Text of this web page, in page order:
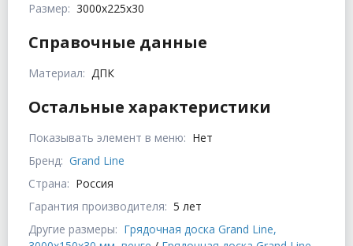
Размер: 3000x225x30
Справочные данные
Материал: ДПК
Остальные характеристики
Показывать элемент в меню: Нет
Бренд: Grand Line
Страна: Россия
Гарантия производителя: 5 лет
Другие размеры: Грядочная доска Grand Line,